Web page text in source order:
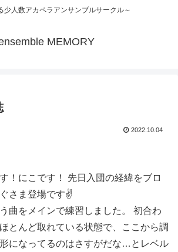
少人数アカペラアンサンブルサークル～
MEMORY
2022.10.04
！にこです！ 先日入団の経緯をブロ
さま登場です✌️
曲をメインで練習しました。 初合わ
とんど取れている状態で、ここから調
になってるのはさすがだな…とレベル